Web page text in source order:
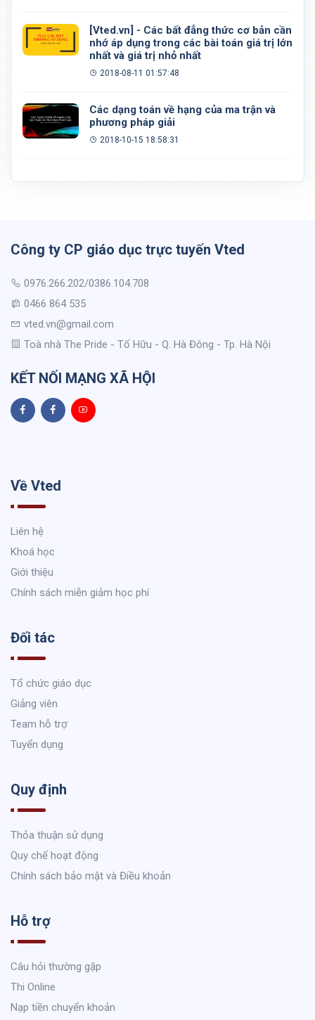
[Vted.vn] - Các bất đẳng thức cơ bản cần
nhớ áp dụng trong các bài toán giá trị lớn
nhất và giá trị nhỏ nhất
2018-08-11 01:57:48
Các dạng toán về hạng của ma trận và
phương pháp giải
2018-10-15 18:58:31
Công ty CP giáo dục trực tuyến Vted
0976.266.202/0386.104.708
0466 864 535
vted.vn@gmail.com
Toà nhà The Pride - Tố Hữu - Q. Hà Đông - Tp. Hà Nội
KẾT NỐI MẠNG XÃ HỘI
Về Vted
Liên hệ
Khoá học
Giới thiệu
Chính sách miễn giảm học phí
Đối tác
Tổ chức giáo dục
Giảng viên
Team hỗ trợ
Tuyển dụng
Quy định
Thỏa thuận sử dụng
Quy chế hoạt động
Chính sách bảo mật và Điều khoản
Hỗ trợ
Câu hỏi thường gặp
Thi Online
Nạp tiền chuyển khoản